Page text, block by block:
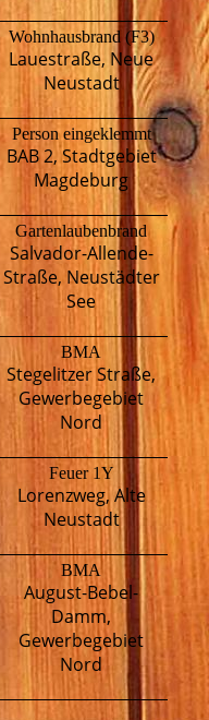
Wohnhausbrand (F3)
Lauestraße, Neue
Neustadt
Person eingeklemmt
BAB 2, Stadtgebiet
Magdeburg
Gartenlaubenbrand
Salvador-Allende-
Straße, Neustädter
See
BMA
Stegelitzer Straße,
Gewerbegebiet
Nord
Feuer 1Y
Lorenzweg, Alte
Neustadt
BMA
August-Bebel-
Damm,
Gewerbegebiet
Nord